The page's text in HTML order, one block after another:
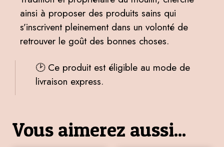
ainsi à proposer des produits sains qui
s’inscrivent pleinement dans un volonté de
retrouver le goût des bonnes choses.
🕑 Ce produit est éligible au mode de
livraison express.
Vous aimerez aussi...